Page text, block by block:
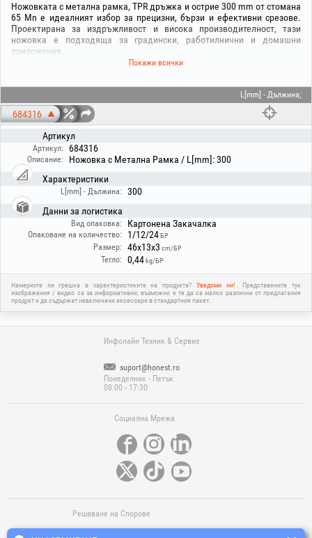
Ножовката с метална рамка, TPR дръжка и острие 300 mm от стомана
65 Mn е идеалният избор за прецизни, бързи и ефективни срезове.
Проектирана за издръжливост и висока производителност, тази
ножовка е подходяща за градински, работилнични и домашни
приложения.
износване и отлична режеща способност, а здравата метална рамка
гарантира стабилност и контрол по време на работа. Ергономичната
дръжка от TPR осигурява по-голям комфорт и сигурен захват, като
намалява умората на ръката дори при продължителна употреба.
Здрава, практична и лесна за боравене, тази ножовка е незаменим
инструмент за всяка задача, изискваща прецизност и ефективност.
Покажи всички
L[mm] - Дължина;
684316
Артикул
Артикул: 684316
Описание:
Ножовка с Метална Рамка / L[mm]: 300
Характеристики
L[mm] - Дължина:
300
Данни за логистика
Вид опаковка: Картонена Закачалка
Опаковане на количество: 1/12/24БР
Размер: 46x13x3 cm/БР
Тегло: 0,44 kg/БР
Намерихте ли грешка в характеристиките на продукта? Уведоми ни!
Представените тук
изображения / видео са за информативни, възможно е те да са малко различни от предлагания
продукт и да съдържат невключени аксесоари в стандартния пакет.
Инфолайн Техник & Сервиз
suport@honest.ro
Понеделник - Петък
08:00 - 17:30
Социална Мрежа
Решаване на Спорове